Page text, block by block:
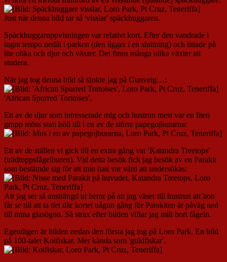
Just när denna bild tar så 'visslar' späckhuggaren.
Späckhuggaruppvisningen var relativt kort. Efter den vandrade i
lugnt tempo nedåt i parken (den ligger i en sluttning) och tittade på
lite olika och djur och växter. Det finns många olika växter att
studera.
När jag tog denna bild så tänkte jag på Gunveig…:
'African Spurred Tortoises'.
Ett av de djur som intresserade mig och hustrun mest var en liten
grupp möss som höll till i en av de större papegojburarna:
Ett av de ställen vi gick till en extra gång var 'Katandra Treetops'
(trädtoppsfågelburen). Vid detta besök fick jag besök av en Parakit
som bestämde sig för att min hatt var värd att undersökas:
Att jag ser så ansträngd ut beror på att jag väser till hustrun att hon
får se till att ta det där kortet någon gång för Parakiten är påväg ned
till mina glasögon. Så strax efter bilden viftar jag milt bort fågeln.
Egentligen är bilden nedan den första jag tog på Loro Park. En bild
på 100-talet Koifiskar. Mer kända som 'guldfiskar'.